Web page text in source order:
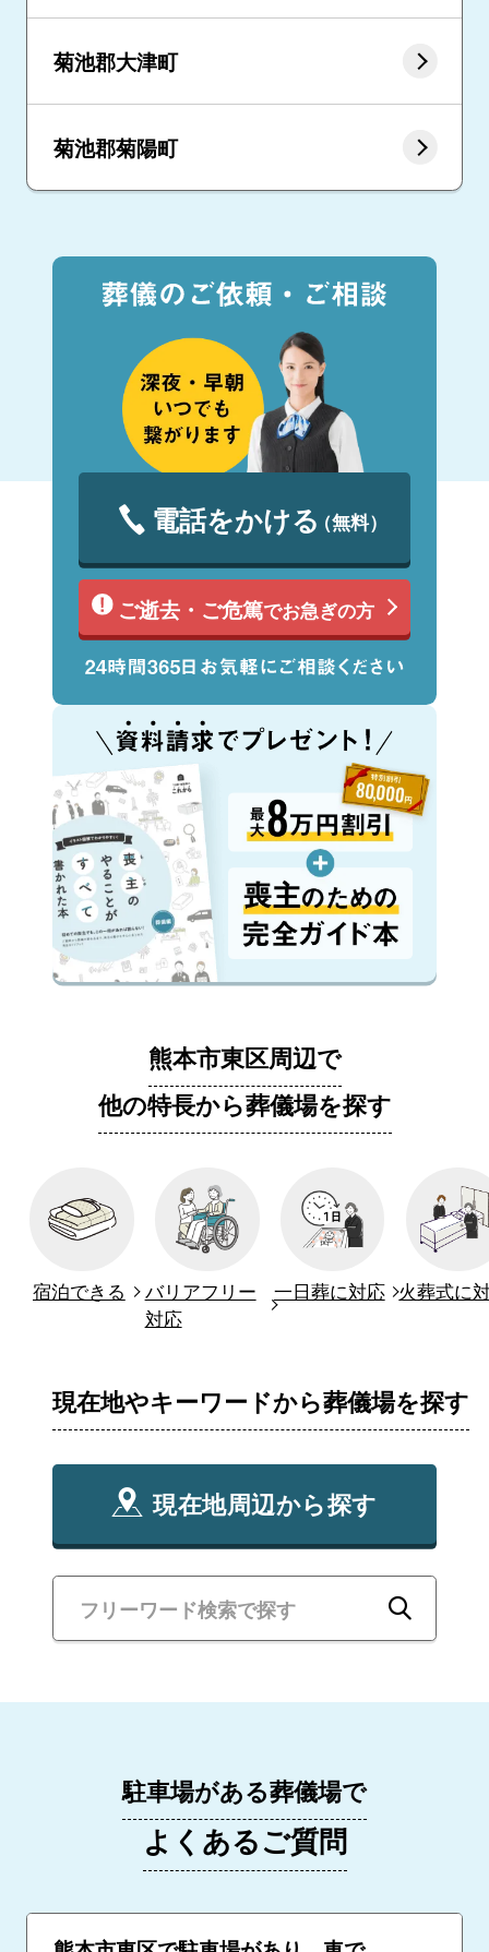
菊池郡大津町
菊池郡菊陽町
電話をかける（無料）
ご逝去・ご危篤でお急ぎの方
熊本市東区周辺で
他の特長から葬儀場を探す
宿泊できる
バリアフリー
対応
一日葬に対応 火葬式に
現在地やキーワードから葬儀場を探す
現在地周辺から探す
駐車場がある葬儀場で
よくあるご質問